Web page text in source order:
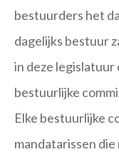
bestuurders het
dagelijks bestuur
in deze legislatuur
bestuurlijke
Elke bestuurlijke
mandatarissen